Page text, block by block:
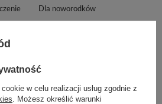
Dla noworodków
w celu realizacji usług zgodnie z
. Możesz określić warunki